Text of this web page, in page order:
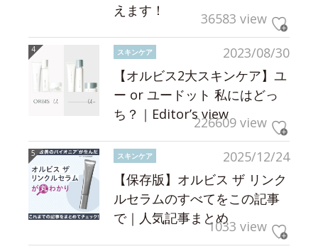
えます！
36583 view
2023/08/30
スキンケア
【オルビス2大スキンケア】ユ
ー or ユードット 私にはどっ
ち？｜Editor’s view226609 view
2025/12/24
スキンケア
【保存版】オルビス ザ リンク
ルセラムのすべてをこの記事
で｜人気記事まとめ1033 view